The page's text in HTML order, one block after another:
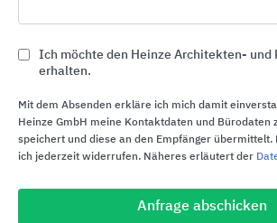
Möbelbau
Ich möchte den Heinze Architekten-
erhalten.
Mit dem Absenden erkläre ich mich damit
Heinze GmbH meine Kontaktdaten und Bürodaten
speichert und diese an den Empfänger übermittelt.
ich jederzeit widerrufen. Näheres erläutert der
Anfrage abschicken